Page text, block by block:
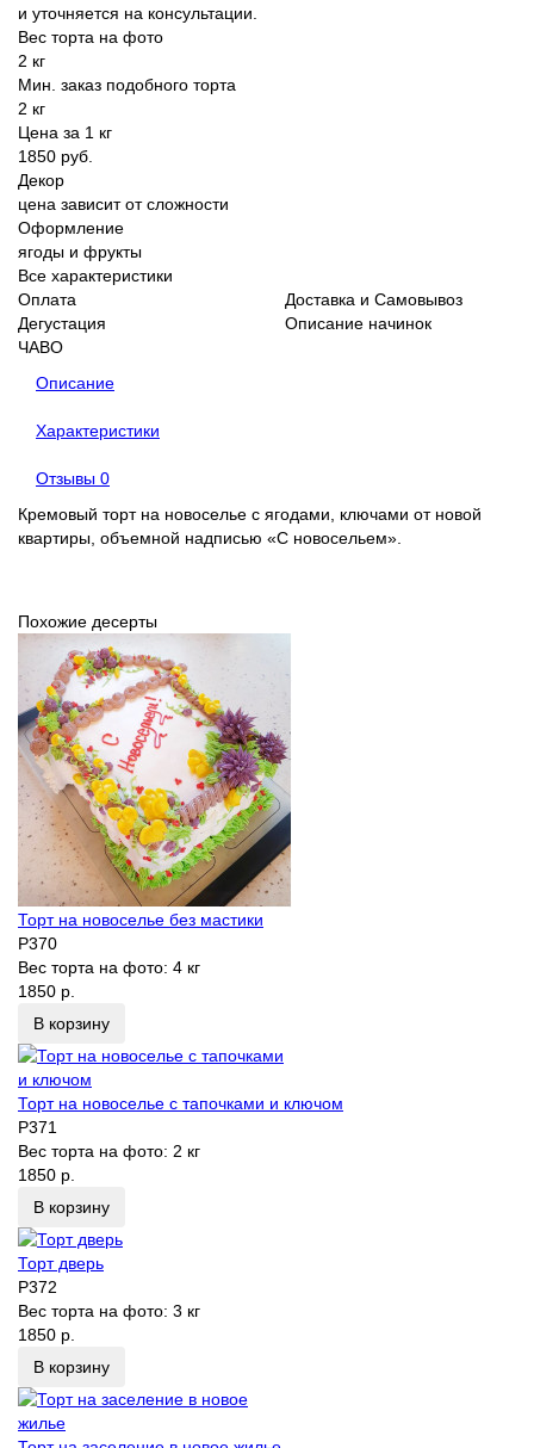
и уточняется на консультации.
Вес торта на фото
2 кг
Мин. заказ подобного торта
2 кг
Цена за 1 кг
1850 руб.
Декор
цена зависит от сложности
Оформление
ягоды и фрукты
Все характеристики
Оплата
Доставка и Самовывоз
Дегустация
Описание начинок
ЧАВО
Описание
Характеристики
Отзывы 0
Кремовый торт на новоселье с ягодами, ключами от новой
квартиры, объемной надписью «С новосельем».
Похожие десерты
Торт на новоселье без мастики
P370
Вес торта на фото: 4 кг
1850 р.
В корзину
Торт на новоселье с тапочками и ключом
P371
Вес торта на фото: 2 кг
1850 р.
В корзину
Торт дверь
P372
Вес торта на фото: 3 кг
1850 р.
В корзину